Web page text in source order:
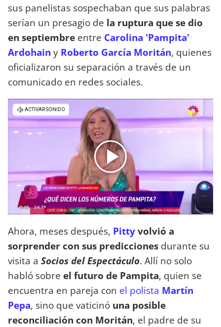
sus panelistas sospechaban que sus palabras
serían un presagio de la ruptura que se dio
en septiembre entre Carolina 'Pampita'
Ardohain y Roberto García Moritán, quienes
oficializaron su separación a través de un
comunicado en redes sociales.
Ahora, meses después, Pittyvolvió a
sorprender con sus predicciones durante su
visita a Socios del Espectáculo. Allí no solo
habló sobre el futuro de Pampita, quien se
encuentra en pareja con el polista Martín
Pepa, sino que vaticinó una posible
reconciliación con Moritán, el padre de su